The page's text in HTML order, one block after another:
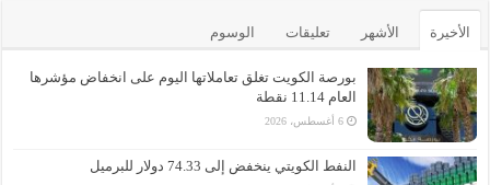
الأخيرة الأشهر تعليقات الوسوم
بورصة الكويت تغلق تعاملاتها اليوم على انخفاض مؤشرها
العام 11.14 نقطة
6 أغسطس، 2026
النفط الكويتي ينخفض إلى 74.33 دولار للبرميل